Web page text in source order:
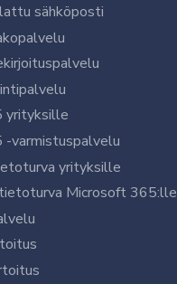
sähköposti
yrityksille
varmistuspalvelu
yrityksille
Microsoft 365:lle